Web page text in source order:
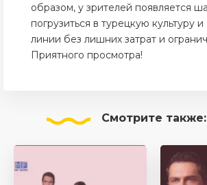
образом, у зрителей появляется
погрузиться в турецкую культуру
линии без лишних затрат и
Приятного просмотра!
Смотрите также: